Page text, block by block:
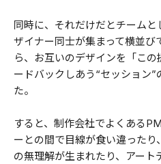
同時に、それだけだとチーム
ザイナー同士が集まって横並
ら、お互いのデザインを「こ
ードバックしあう“セッション
た。
すると、制作会社でよくある
ーとの間で目線が食い違った
の無理解が生まれたり、アー